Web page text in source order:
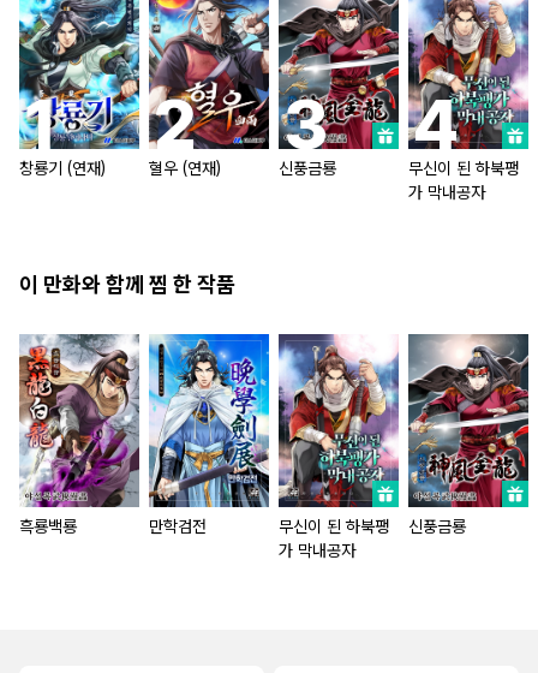
창룡기 (연재) 혈우 (연재) 신풍금룡
무신이 된 하북팽
가 막내공자
이 만화와 함께 찜 한 작품
흑룡백룡 만학검전
무신이 된 하북팽
가 막내공자
신풍금룡